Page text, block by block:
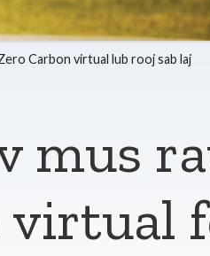
Carbon virtual lub rooj sab laj
mus
virtual